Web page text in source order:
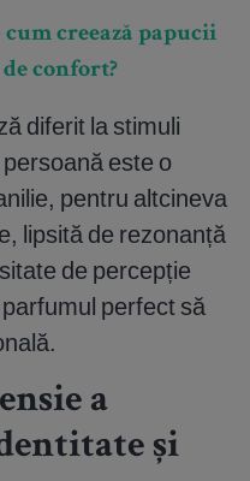
creează papucii
confort?
diferit la stimuli
este o
pentru altcineva
lipsită de rezonanță
de percepție
perfect să
a
și